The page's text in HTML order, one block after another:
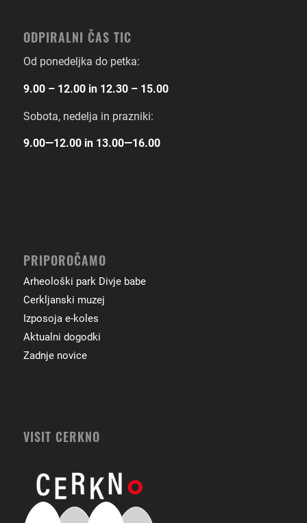
ODPIRALNI ČAS TIC
Od ponedeljka do petka:
9.00 – 12.00 in 12.30 – 15.00
Sobota, nedelja in prazniki:
9.00―12.00 in 13.00―16.00
PRIPOROČAMO
Arheološki park Divje babe
Cerkljanski muzej
Izposoja e-koles
Aktualni dogodki
Zadnje novice
VISIT CERKNO